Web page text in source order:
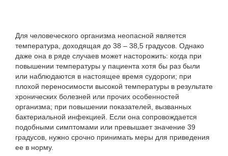
Для человеческого организма неопасной является
температура, доходящая до 38 – 38,5 градусов. Однако
даже она в ряде случаев может насторожить: когда при
повышении температуры у пациента хотя бы раз были
или наблюдаются в настоящее время судороги; при
плохой переносимости высокой температуры в результате
хронических болезней или прочих особенностей
организма; при повышении показателей, вызванных
бактериальной инфекцией. Если она сопровождается
подобными симптомами или превышает значение 39
градусов, нужно срочно принимать меры для приведения
ее в норму.